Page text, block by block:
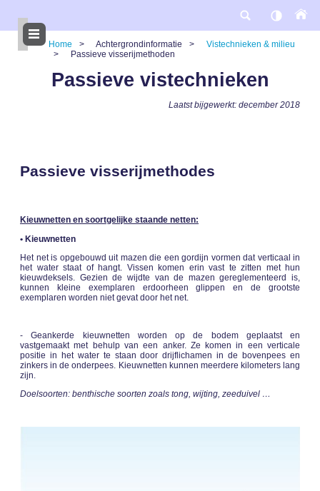
inhoud
Kruimelpad
Home Achtergrondinformatie
Vistechnieken & milieu
Passieve visserijmethoden
Passieve vistechnieken
Laatst bijgewerkt: december 2018
Passieve visserijmethodes
Kieuwnetten en soortgelijke staande netten:
• Kieuwnetten
Het net is opgebouwd uit mazen die een gordijn vormen dat verticaal in
het water staat of hangt. Vissen komen erin vast te zitten met hun
kieuwdeksels. Gezien de wijdte van de mazen gereglementeerd is,
kunnen kleine exemplaren erdoorheen glippen en de grootste
exemplaren worden niet gevat door het net.
-
Geankerde kieuwnetten worden op de bodem geplaatst en
vastgemaakt met behulp van een anker. Ze komen in een verticale
positie in het water te staan door drijflichamen in de bovenpees en
zinkers in de onderpees. Kieuwnetten kunnen meerdere kilometers lang
zijn.
Doelsoorten: benthische soorten zoals tong, wijting, zeeduivel …